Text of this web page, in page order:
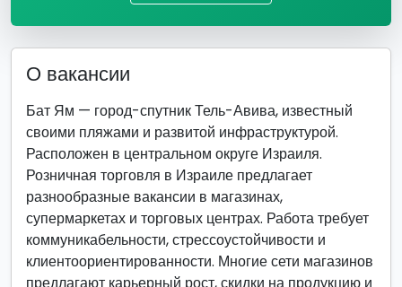
О вакансии
Бат Ям — город-спутник Тель-Авива, известный
своими пляжами и развитой инфраструктурой.
Расположен в центральном округе Израиля.
Розничная торговля в Израиле предлагает
разнообразные вакансии в магазинах,
супермаркетах и торговых центрах. Работа требует
коммуникабельности, стрессоустойчивости и
клиентоориентированности. Многие сети магазинов